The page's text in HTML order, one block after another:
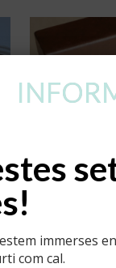
immerses
com cal.